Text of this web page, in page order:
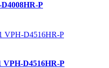
P
VPH-D4516HR-P